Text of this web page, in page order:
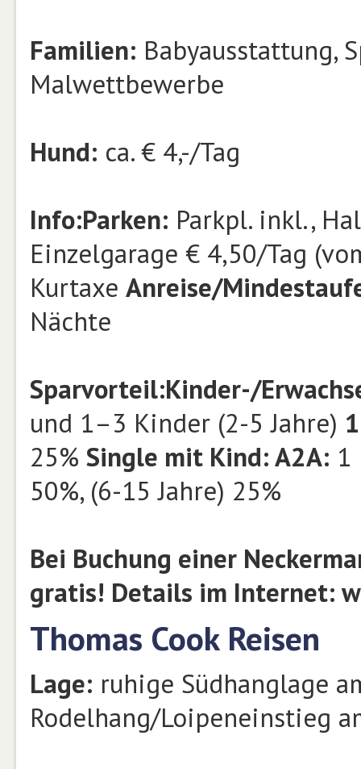
Familien: Babyausstattung,
Malwettbewerbe
Hund: ca. € 4,-/Tag
Info:Parken: Parkpl. inkl.,
Einzelgarage € 4,50/Tag
Kurtaxe Anreise/
Nächte
Sparvorteil:Kinder-/
und 1–3 Kinder (2-5 Jahre)
25% Single mit Kind: A2A: 1
50%, (6-15 Jahre) 25%
Bei Buchung einer
gratis! Details im Internet:
Thomas Cook Reisen
Lage: ruhige Südhanglage
Rodelhang/Loipeneinstieg